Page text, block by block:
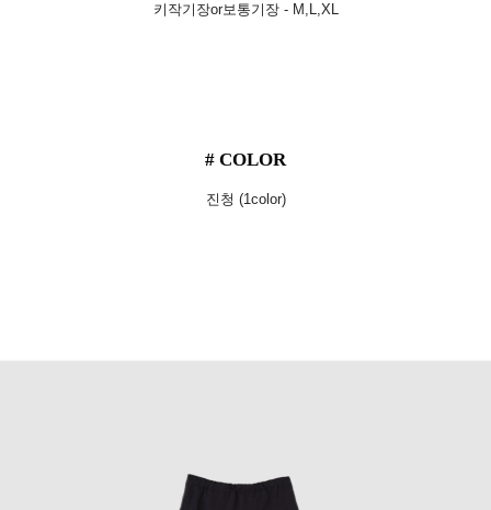
키작기장or보통기장 - M,L,XL
# COLOR
진청 (1color)